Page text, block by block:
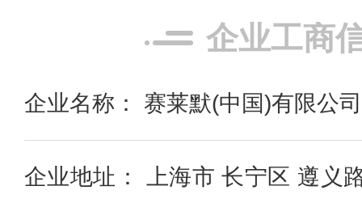
企业工商
企业名称： 赛莱默(中国)有限公司
企业地址： 上海市 长宁区 遵义